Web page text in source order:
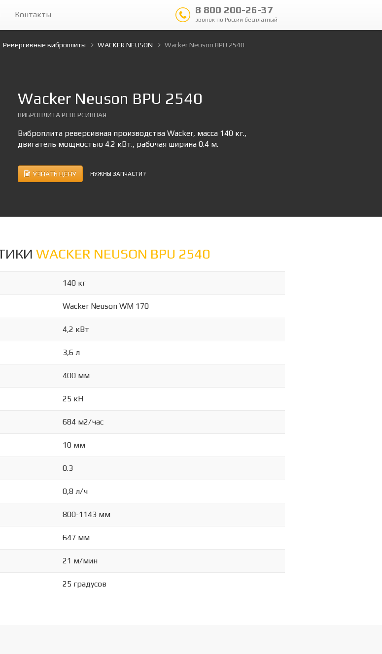
Контакты 8 800 200-26-37
звонок по России бесплатный
Реверсивные виброплиты WACKER NEUSON Wacker Neuson BPU 2540
Wacker Neuson BPU 2540
ВИБРОПЛИТА РЕВЕРСИВНАЯ
Виброплита реверсивная производства Wacker, масса 140 кг.,
двигатель мощностью 4.2 кВт., рабочая ширина 0.4 м.
УЗНАТЬ ЦЕНУ НУЖНЫ ЗАПЧАСТИ?
WACKER NEUSON BPU 2540
140 кг
Wacker Neuson WM 170
4,2 кВт
3,6 л
400 мм
25 кН
684 м2/час
10 мм
0.3
0,8 л/ч
800-1143 мм
647 мм
21 м/мин
25 градусов